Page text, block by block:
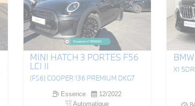
MINI HATCH 3 PORTES F56
LCI II
(F56) COOPER 136 PREMIUM DKG7
Essence
12/2022
Automatique
BMW
X1